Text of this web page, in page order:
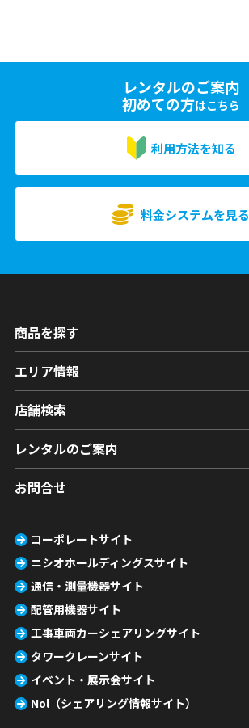
レンタルのご案内
初めての方はこちら
利用方法を知る
料金システムを見る
商品を探す
エリア情報
店舗検索
レンタルのご案内
お問合せ
コーポレートサイト
ニシオホールディングスサイト
通信・測量機器サイト
配管用機器サイト
工事車両カーシェアリングサイト
タワークレーンサイト
イベント・展示会サイト
Nol（シェアリング情報サイト）